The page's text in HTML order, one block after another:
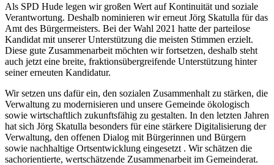
Als SPD Hude legen wir gro­ßen Wert auf Kon­ti­nui­tät und sozia­le
Ver­ant­wor­tung. Des­halb nomi­nie­ren wir erneut Jörg Ska­tul­la für das
Amt des Bür­ger­meis­ters. Bei der Wahl 2021 hat­te der par­tei­lo­se
Kan­di­dat mit unse­rer Unter­stüt­zung die meis­ten Stim­men erzielt.
Die­se gute Zusam­men­ar­beit möch­ten wir fort­set­zen, des­halb steht
auch jetzt eine brei­te, frak­ti­ons­über­grei­fen­de Unter­stüt­zung hin­ter
sei­ner erneu­ten Kan­di­da­tur.
Wir set­zen uns dafür ein, den sozia­len Zusam­men­halt zu stär­ken, die
Ver­wal­tung zu moder­ni­sie­ren und unse­re Gemein­de öko­lo­gisch
sowie wirt­schaft­lich zukunfts­fä­hig zu gestal­ten. In den letz­ten Jah­ren
hat sich Jörg Ska­tul­la beson­ders für eine stär­ke­re Digi­ta­li­sie­rung der
Ver­wal­tung, den offe­nen Dia­log mit Bür­ge­rin­nen und Bür­gern
sowie nach­hal­ti­ge Orts­ent­wick­lung ein­ge­setzt . Wir schät­zen die
sach­ori­en­tier­te, wert­schät­zen­de Zusam­men­ar­beit im Gemein­de­rat.